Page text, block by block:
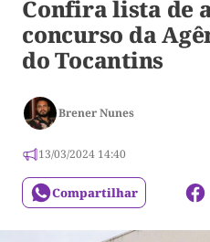
Confira lista de
concurso da
do Tocantins
Brener Nunes
13/03/2024 14:40
Compartilhar